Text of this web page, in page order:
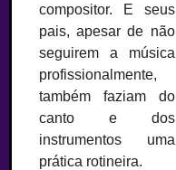
compositor. E seus
pais, apesar de não
seguirem a música
profissionalmente,
também faziam do
canto e dos
instrumentos uma
prática rotineira.